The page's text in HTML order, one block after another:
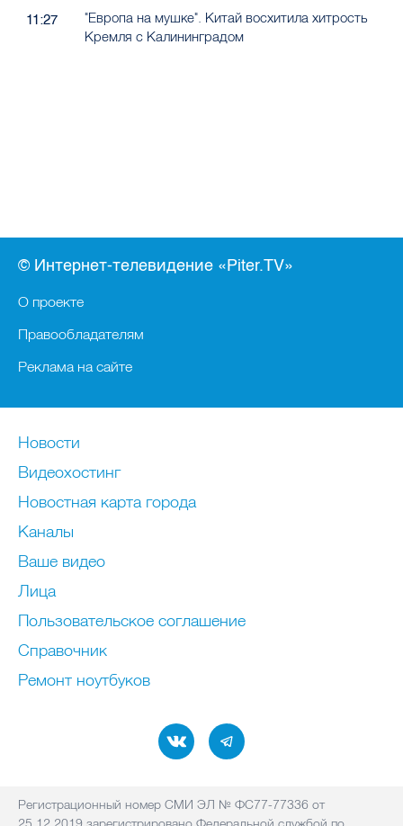
11:27
"Европа на мушке". Китай восхитила хитрость
Кремля с Калининградом
© Интернет-телевидение «Piter.TV»
О проекте
Правообладателям
Реклама на сайте
Новости
Видеохостинг
Новостная карта города
Каналы
Ваше видео
Лица
Пользовательское соглашение
Справочник
Ремонт нoутбуков
Регистрационный номер СМИ ЭЛ № ФС77-77336 от